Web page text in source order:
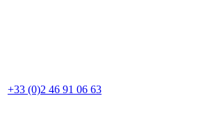
+33 (0)2 46 91 06 63